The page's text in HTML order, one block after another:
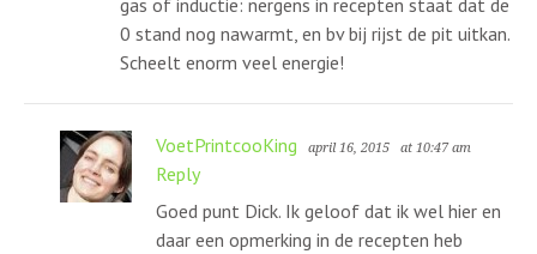
0 stand nog nawarmt, en bv bij rijst de pit uitkan.
Scheelt enorm veel energie!
VoetPrintcooKing april 16, 2015 at 10:47 am
Reply
Goed punt Dick. Ik geloof dat ik wel hier en
daar een opmerking in de recepten heb